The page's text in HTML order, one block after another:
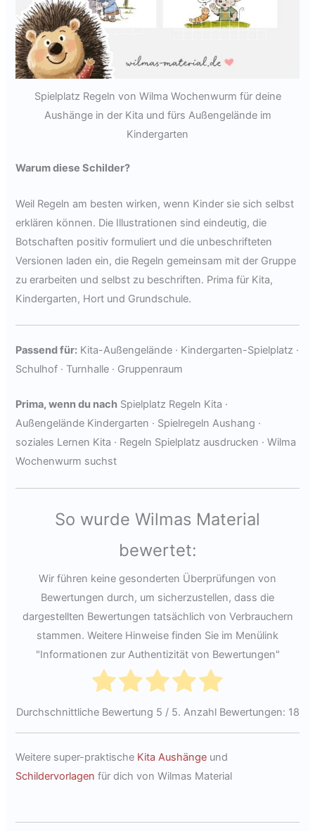
Spielplatz Regeln von Wilma Wochenwurm für deine
Aushänge in der Kita und fürs Außengelände im
Kindergarten
Warum diese Schilder?
Weil Regeln am besten wirken, wenn Kinder sie sich selbst
erklären können. Die Illustrationen sind eindeutig, die
Botschaften positiv formuliert und die unbeschrifteten
Versionen laden ein, die Regeln gemeinsam mit der Gruppe
zu erarbeiten und selbst zu beschriften. Prima für Kita,
Kindergarten, Hort und Grundschule.
Passend für: Kita-Außengelände · Kindergarten-Spielplatz ·
Schulhof · Turnhalle · Gruppenraum
Prima, wenn du nach Spielplatz Regeln Kita ·
Außengelände Kindergarten · Spielregeln Aushang ·
soziales Lernen Kita · Regeln Spielplatz ausdrucken · Wilma
Wochenwurm suchst
So wurde Wilmas Material
bewertet:
Wir führen keine gesonderten Überprüfungen von
Bewertungen durch, um sicherzustellen, dass die
dargestellten Bewertungen tatsächlich von Verbrauchern
stammen. Weitere Hinweise finden Sie im Menülink
"Informationen zur Authentizität von Bewertungen"
Durchschnittliche Bewertung 5 / 5. Anzahl Bewertungen: 18
Weitere super-praktische Kita Aushänge und
Schildervorlagen für dich von Wilmas Material